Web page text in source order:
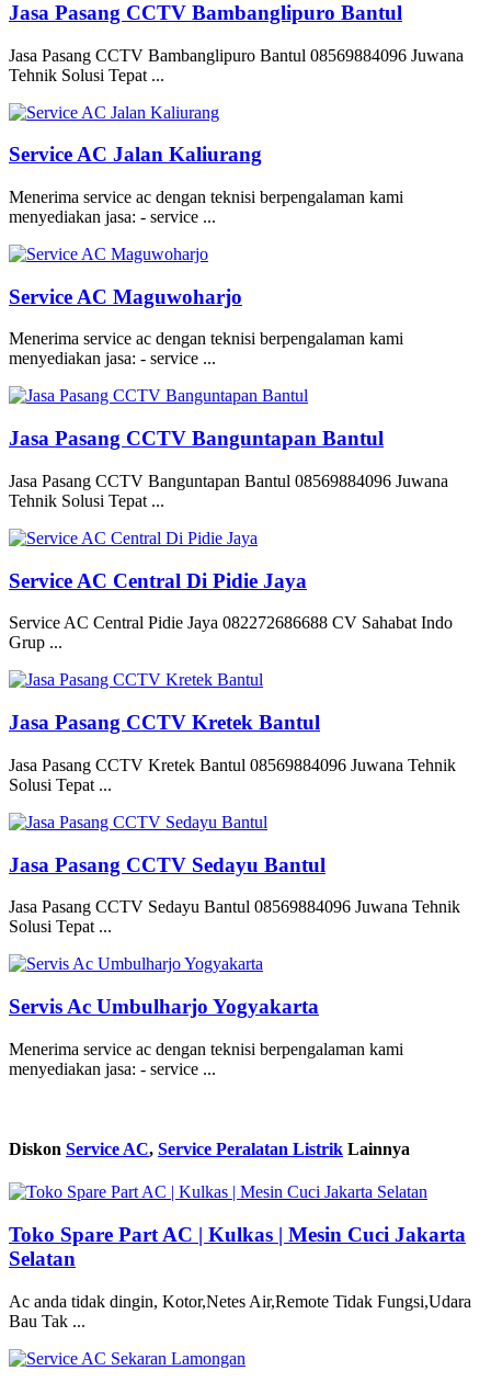
Jasa Pasang CCTV Bambanglipuro Bantul
Jasa Pasang CCTV Bambanglipuro Bantul 08569884096 Juwana
Tehnik Solusi Tepat ...
Service AC Jalan Kaliurang
Menerima service ac dengan teknisi berpengalaman kami
menyediakan jasa: - service ...
Service AC Maguwoharjo
Menerima service ac dengan teknisi berpengalaman kami
menyediakan jasa: - service ...
Jasa Pasang CCTV Banguntapan Bantul
Jasa Pasang CCTV Banguntapan Bantul 08569884096 Juwana
Tehnik Solusi Tepat ...
Service AC Central Di Pidie Jaya
Service AC Central Pidie Jaya 082272686688 CV Sahabat Indo
Grup ...
Jasa Pasang CCTV Kretek Bantul
Jasa Pasang CCTV Kretek Bantul 08569884096 Juwana Tehnik
Solusi Tepat ...
Jasa Pasang CCTV Sedayu Bantul
Jasa Pasang CCTV Sedayu Bantul 08569884096 Juwana Tehnik
Solusi Tepat ...
Servis Ac Umbulharjo Yogyakarta
Menerima service ac dengan teknisi berpengalaman kami
menyediakan jasa: - service ...
Diskon Service AC, Service Peralatan Listrik Lainnya
Toko Spare Part AC | Kulkas | Mesin Cuci Jakarta
Selatan
Ac anda tidak dingin, Kotor,Netes Air,Remote Tidak Fungsi,Udara
Bau Tak ...